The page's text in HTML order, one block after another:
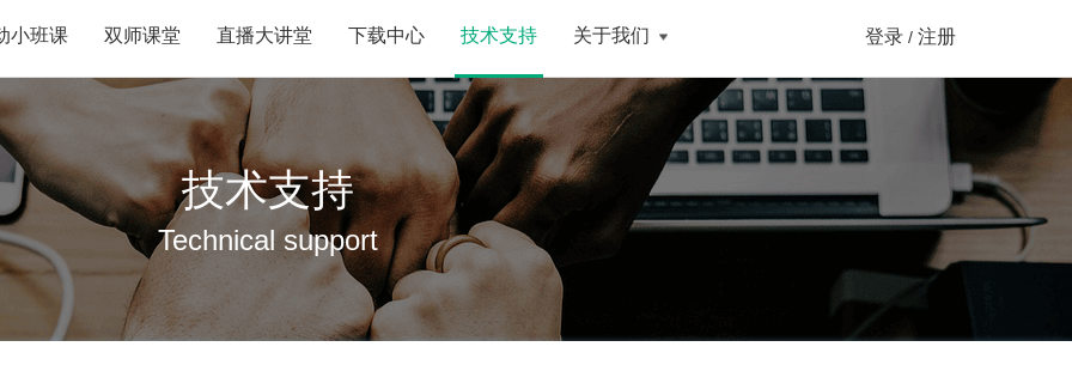
小班课 双师课堂 直播大讲堂 下载中心 技术支持 关于我们 登录 / 注册
技术支持
Technical support